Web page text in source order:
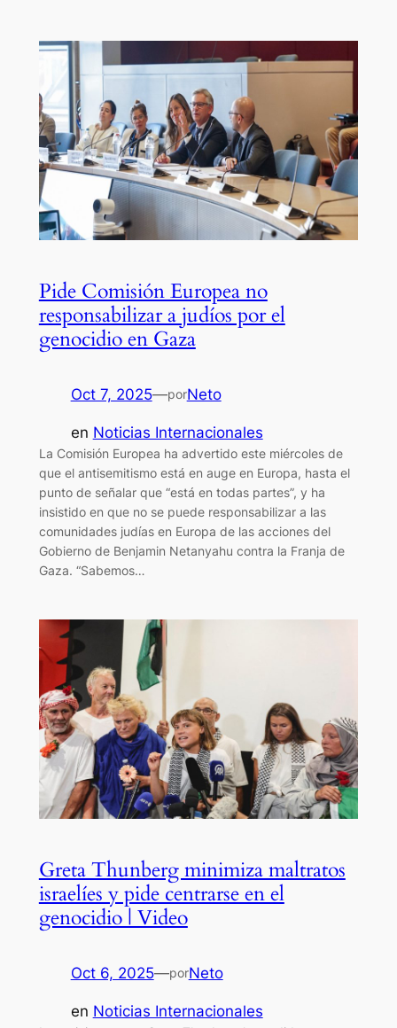
Pide Comisión Europea no
responsabilizar a judíos por el
genocidio en Gaza
Oct 7, 2025—porNeto
en Noticias Internacionales
La Comisión Europea ha advertido este miércoles de
que el antisemitismo está en auge en Europa, hasta el
punto de señalar que “está en todas partes”, y ha
insistido en que no se puede responsabilizar a las
comunidades judías en Europa de las acciones del
Gobierno de Benjamin Netanyahu contra la Franja de
Gaza. “Sabemos…
Greta Thunberg minimiza maltratos
israelíes y pide centrarse en el
genocidio | Video
Oct 6, 2025—porNeto
en Noticias Internacionales